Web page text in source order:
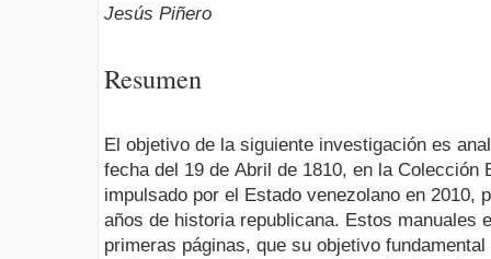
Jesús Piñero
Resumen
El objetivo de la siguiente investigación es
fecha del 19 de Abril de 1810, en la Colección
impulsado por el Estado venezolano en 2010,
años de historia republicana. Estos manuales
primeras páginas, que su objetivo